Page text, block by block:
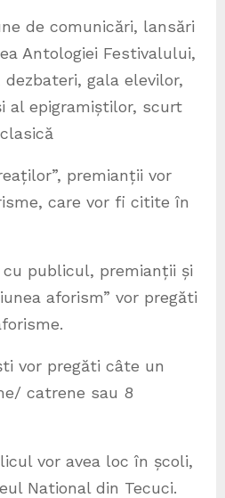
de comunicări, lansări
Antologiei Festivalului,
gala elevilor,
al epigramiștilor, scurt
premianții vor
care vor fi citite în
publicul, premianții și
aforism” vor pregăti
vor pregăti câte un
catrene sau 8
vor avea loc în școli,
National din Tecuci.